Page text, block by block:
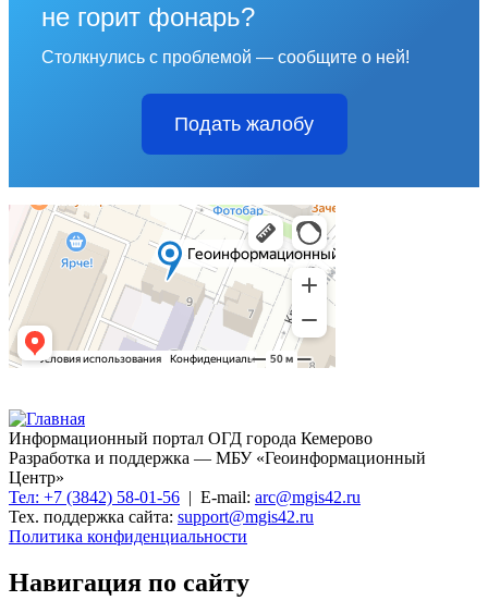
не горит фонарь?
Столкнулись с проблемой — сообщите о ней!
Подать жалобу
Информационный портал ОГД города Кемерово
Разработка и поддержка — МБУ «Геоинформационный
Центр»
Тел: +7 (3842) 58-01-56 | E-mail: arc@mgis42.ru
Тех. поддержка сайта: support@mgis42.ru
Политика конфиденциальности
Навигация по сайту